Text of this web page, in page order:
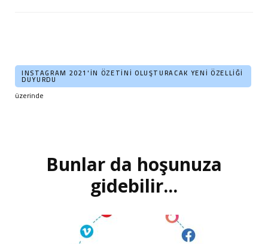
INSTAGRAM 2021'IN ÖZETINI OLUŞTURACAK YENI ÖZELLIĞI
DUYURDU
üzerinde
Bunlar da hoşunuza
gidebilir...